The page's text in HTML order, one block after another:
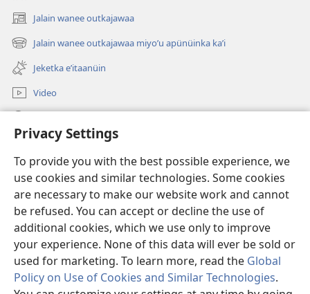
Privacy Settings
To provide you with the best possible experience, we
use cookies and similar technologies. Some cookies
are necessary to make our website work and cannot
be refused. You can accept or decline the use of
additional cookies, which we use only to improve
your experience. None of this data will ever be sold or
used for marketing. To learn more, read the Global
Policy on Use of Cookies and Similar Technologies.
Jalain wanee outkajawaa
(abre
una
nueva
ventana)
Jalain wanee outkajawaa miyoʼu apünüinka kaʼi
(abre
una
nueva
ventana)
Jeketka eʼitaanüin
Video
(abre
nueva
ventana)
PÜTCHIPÜLEE SULUʼUKA INTERNET sutuma Watchtower
(abre
una
nuevaJW Hub ®
(abre
una
nueva
ventana)